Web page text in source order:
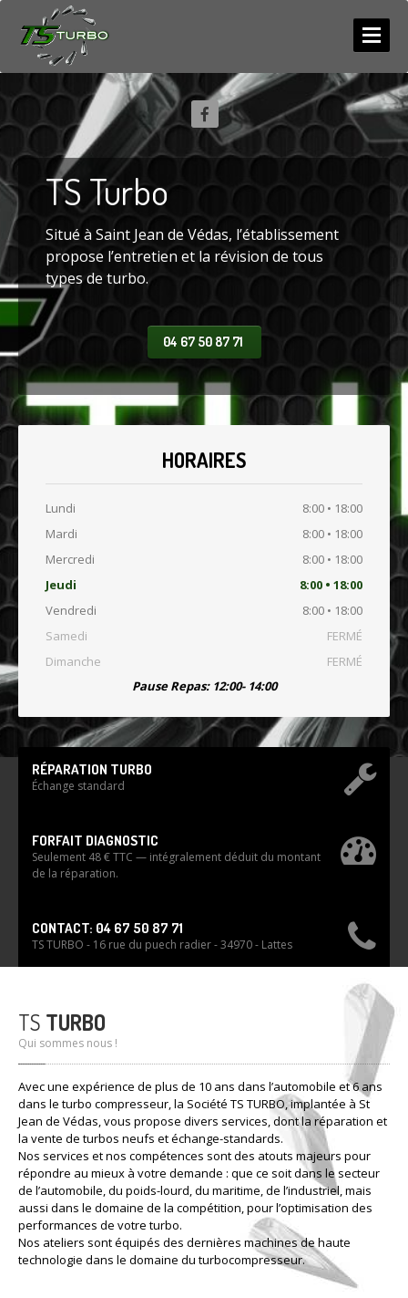
ACCUEIL
SERVICES
NEUF/ ECHANGE
RÉPARATION
COMPETITION
Diagnostic
PHOTOS
LESACTUS
CONTACT
TS Turbo
Situé à Saint Jean de Védas, l’établissement
propose l’entretien et la révision de tous
types de turbo.
04 67 50 87 71
HORAIRES
Lundi
8:00 • 18:00
Mardi
8:00 • 18:00
Mercredi
8:00 • 18:00
Jeudi
8:00 • 18:00
Vendredi
8:00 • 18:00
Samedi
FERMÉ
Dimanche
FERMÉ
Pause Repas: 12:00- 14:00
RÉPARATION TURBO
Échange standard
FORFAIT DIAGNOSTIC
Seulement 48 € TTC — intégralement déduit du montant
de la réparation.
CONTACT: 04 67 50 87 71
TS TURBO - 16 rue du puech radier - 34970 - Lattes
TS TURBO
Qui sommes nous !
Avec une expérience de plus de 10 ans dans l’automobile et 6 ans
dans le turbo compresseur, la Société TS TURBO, implantée à St
Jean de Védas, vous propose divers services, dont la réparation et
la vente de turbos neufs et échange-standards.
Nos services et nos compétences sont des atouts majeurs pour
répondre au mieux à votre demande : que ce soit dans le secteur
de l’automobile, du poids-lourd, du maritime, de l’industriel, mais
aussi dans le domaine de la compétition, pour l’optimisation des
performances de votre turbo.
Nos ateliers sont équipés des dernières machines de haute
technologie dans le domaine du turbocompresseur.